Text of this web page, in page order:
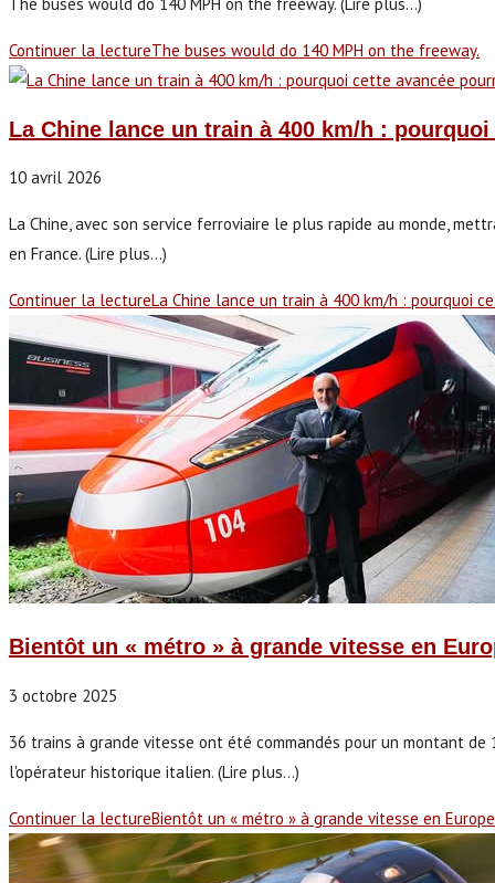
Continuer la lectureThe buses would do 140 MPH on the freeway.
La Chine lance un train à 400 km/h :
10 avril 2026
La Chine, avec son service ferroviaire le plus rapide au monde,
en France. (Lire plus...)
Continuer la lectureLa Chine lance un train à 400 km/h : pourquoi
Bientôt un « métro » à grande vitesse en
3 octobre 2025
36 trains à grande vitesse ont été commandés pour un montant
l'opérateur historique italien. (Lire plus...)
Continuer la lectureBientôt un « métro » à grande vitesse en